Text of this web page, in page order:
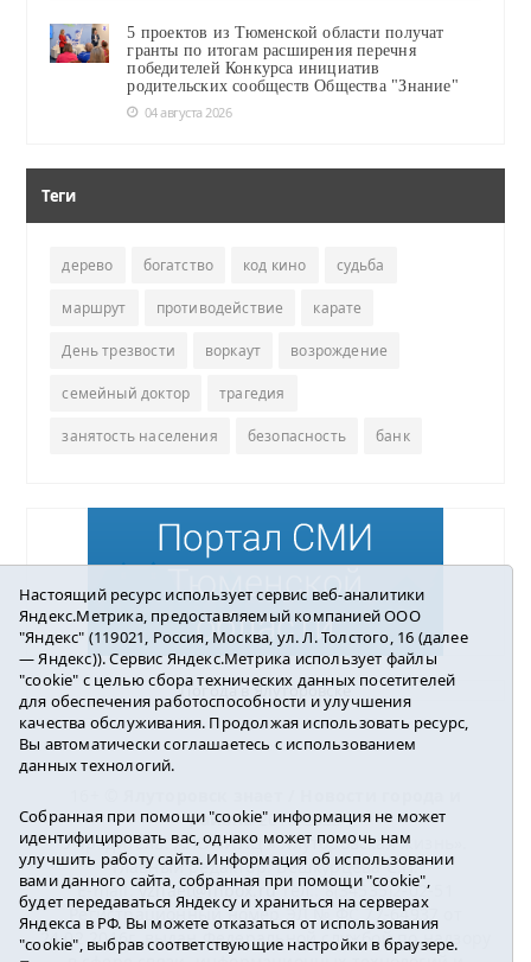
5 проектов из Тюменской области получат
гранты по итогам расширения перечня
победителей Конкурса инициатив
родительских сообществ Общества "Знание"
04 августа 2026
Теги
дерево богатство код кино судьба
маршрут противодействие карате
День трезвости воркаут возрождение
семейный доктор трагедия
занятость населения безопасность банк
Погода в Ялуторовске
района2016-2023
Учредитель: АНО «ИИЦ « Ялуторовская жизнь».
Главный редактор: Вешкурцева С.П.
E-mail:yznaet@inbox.ruТел.: 8(34535)2-02-51
Регистрационный номер ЭЛ № ФС 77-64937 от
24.02.2016г. выдан Федеральной службой по надзору
Настоящий ресурс использует сервис веб-аналитики
Яндекс.Метрика, предоставляемый компанией ООО
"Яндекс" (119021, Россия, Москва, ул. Л. Толстого, 16 (далее
— Яндекс)). Сервис Яндекс.Метрика использует файлы
"cookie" с целью сбора технических данных посетителей
для обеспечения работоспособности и улучшения
качества обслуживания. Продолжая использовать ресурс,
Вы автоматически соглашаетесь с использованием
данных технологий.
Собранная при помощи "cookie" информация не может
идентифицировать вас, однако может помочь нам
улучшить работу сайта. Информация об использовании
вами данного сайта, собранная при помощи "cookie",
будет передаваться Яндексу и храниться на серверах
Яндекса в РФ. Вы можете отказаться от использования
"cookie", выбрав соответствующие настройки в браузере.